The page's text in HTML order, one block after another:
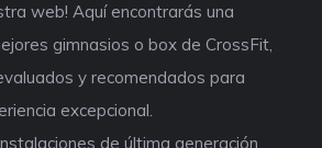
web! Aquí encontrarás una
gimnasios o box de CrossFit,
y recomendados para
excepcional.
de última generación,